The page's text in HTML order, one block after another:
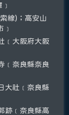
線)；高安山
﹞
﹝大阪府大阪
﹝奈良縣奈良
大社﹝奈良縣
跡﹝奈良縣高